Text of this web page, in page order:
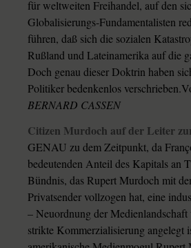
für weltweiten Freihandel, auf den
Globalisierungs-Fundamentalisten
führen, daß sich die sozialen
Rußland und Lateinamerika auf die
Doch genau dieser Doktrin haben
Politiker bedenkenlos
BERNARD CASSEN
Citizen Murdoch auf der Leiter
GENAU zu dem Zeitpunkt, da
bedeutenden Anteil des Kapitals an
Bündnis, das Rupert Murdoch mit
Privatsender vollzogen hat, eine
– Neuordnung der
strikte Kommerzialisierung angelegt